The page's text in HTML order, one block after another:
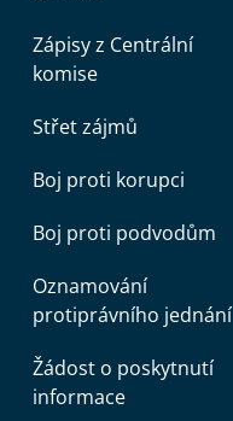
Zápisy z Centrální
komise
Střet zájmů
Boj proti korupci
Boj proti podvodům
Oznamování
protiprávního jednání
Žádost o poskytnutí
informace